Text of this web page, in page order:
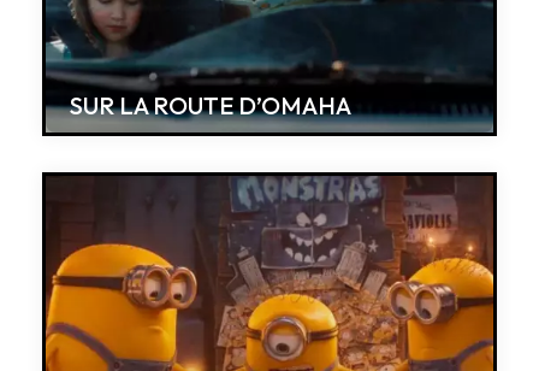
SUR LA ROUTE D’OMAHA